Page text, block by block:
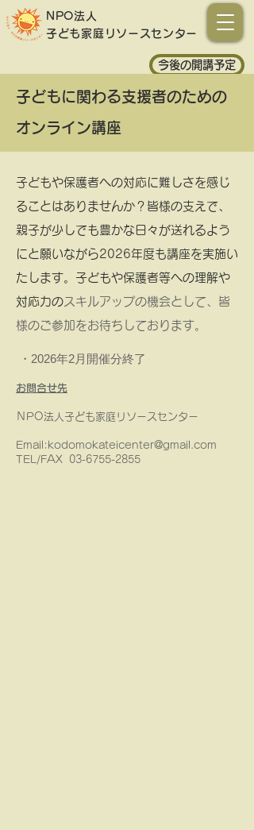
NPO法人
子ども家庭 リソースセンター
今後の開講予定
子どもに関わる支援者のための
オンライン講座
子どもや保護者への対応に難しさを感じ
ることはありませんか？皆様の支えで、
親子が少しでも豊かな日々が送れるよう
にと願いながら2026年度も講座を実施い
たします。子どもや保護者等への理解や
対応力のスキルアップの機会として、皆
様のご参加をお待ちしております。
・2026年2月開催分終了
お問合せ先
ＮPO法人子ども家庭リソースセンター
Email: kodomokateicenter@gmail.com
TEL/FAX 03-6755-2855